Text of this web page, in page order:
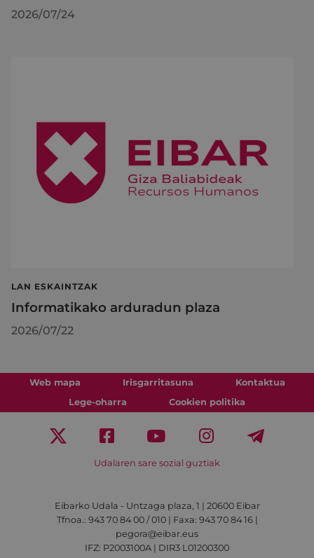
2026/07/24
LAN ESKAINTZAK
Informatikako arduradun plaza
2026/07/22
Web mapa Irisgarritasuna
Kontaktua
Lege-oharra
Cookien politika
Udalaren sare sozial guztiak
Eibarko Udala - Untzaga plaza, 1 | 20600 Eibar
Tfnoa.: 943 70 84 00 / 010 | Faxa: 943 70 84 16 |
pegora@eibar.eus
IFZ: P2003100A | DIR3 L01200300